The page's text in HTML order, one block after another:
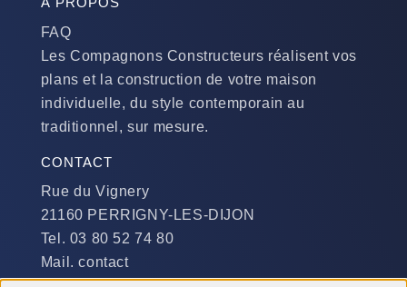
À PROPOS
FAQ
Les Compagnons Constructeurs réalisent vos
plans et la construction de votre maison
individuelle, du style contemporain au
traditionnel, sur mesure.
CONTACT
Rue du Vignery
21160 PERRIGNY-LES-DIJON
Tel. 03 80 52 74 80
Mail. contact